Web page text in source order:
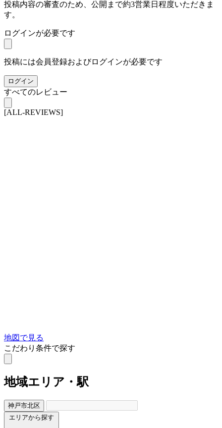
投稿内容の審査のため、公開まで約3営業日程度いただきま
す。
ログインが必要です
投稿には会員登録およびログインが必要です
ログイン
すべてのレビュー
[ALL-REVIEWS]
地図で見る
こだわり条件で探す
地域エリア・駅
神戸市北区
エリアから探す